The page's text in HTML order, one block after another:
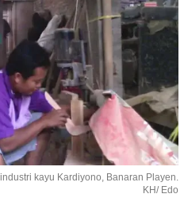
kayu Kardiyono, Banaran Playen.
KH/ Edo